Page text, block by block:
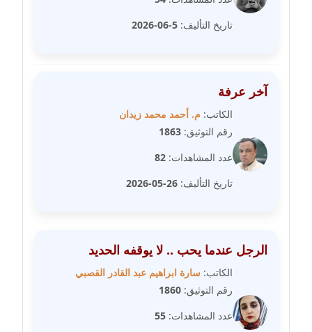
عاملة
مدونة شيماء الجمل
عاملة
عاملة
مدونة شيماء عصام
عاملة
مدونة شيماء عمارة
تاريخ التأليف: 5-06-2026
آخر عرفة
الكاتب: م. أحمد محمد زيدان
رقم التوثيق: 1863
عدد المشاهدات: 82
تاريخ التأليف: 26-05-2026
الرجل عندما يحب .. لا يوقفه الحديد
الكاتب: سارة ابراهيم عبد القادر القصبي
رقم التوثيق: 1860
عدد المشاهدات: 55